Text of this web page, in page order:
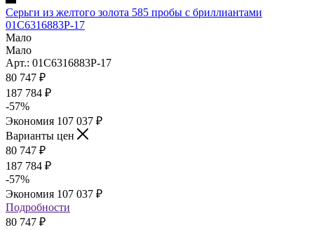
Серьги из желтого золота 585 пробы с бриллиантами
01С6316883Р-17
Мало
Мало
Арт.: 01С6316883Р-17
80 747 ₽
187 784 ₽
-57%
Экономия 107 037 ₽
Варианты цен
80 747 ₽
187 784 ₽
-57%
Экономия 107 037 ₽
Подробности
80 747 ₽